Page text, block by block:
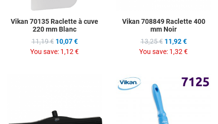
Vikan 70135 Raclette à cuve
220 mm Blanc
11,19 € 10,07 €
You save: 1,12 €
Vikan 708849 Raclette 400
mm Noir
13,25 € 11,92 €
You save: 1,32 €
Add to Wishlist
Add to Compare